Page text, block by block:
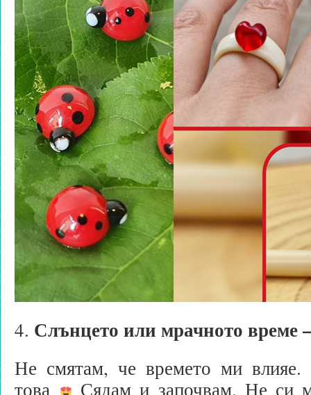
4. Слънцето или мрачното време
Не смятам, че времето ми
това
Сядам и започвам. Не си